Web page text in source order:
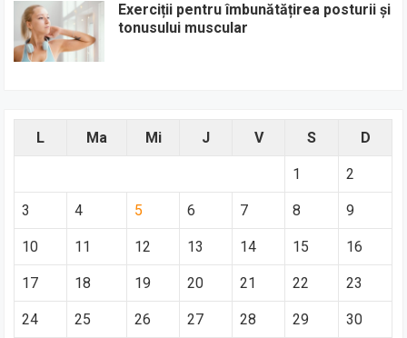
Exerciții pentru îmbunătățirea posturii și
tonusului muscular
L Ma Mi J V S D
1 2
3 4 5 6 7 8 9
10 11 12 13 14 15 16
17 18 19 20 21 22 23
24 25 26 27 28 29 30